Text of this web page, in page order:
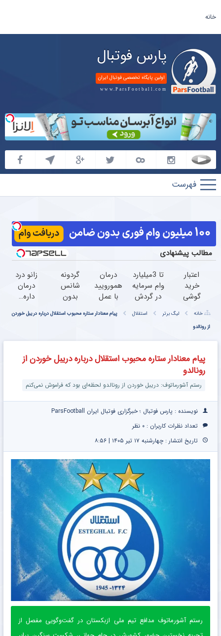
خانه
پارس فوتبال
اولین پایگاه تخصصی فوتبال ایران
www.ParsFootball.com
پارس
فوتبال
مطالب پیشنهادی
اعتبار
خرید
گوشی
همین
حالا
درخواست
تا 3میلیارد
وام سرمایه
در گردش
=>
رو ثبت
درمان
همورویید
با عمل
30
بدون درد
خونریزی،
گردونه
شانس
بدون
PS5 تا
و بیت
زانو درد
درمان
داره…
هنوز
بهش
می‌کنی؟
خانه لیگ برتر استقلال
پیام معنادار ستاره محبوب استقلال درباره دریبل خوردن
از رونالدو
پیام معنادار ستاره محبوب استقلال درباره دریبل خوردن از
رونالدو
رستم آشورماتوف: دریبل خوردن از رونالدو لحظه‌ای بود که فراموش نمی‌کنم
نویسنده : پارس فوتبال ؛ خبرگزاری فوتبال ایران ParsFootball
تعداد نظرات کاربران : ۰ نظر
تاریخ انتشار : چهارشنبه ۱۷ تیر ۱۴۰۵ | ۸:۵۶
رستم آشورماتوف مدافع تیم ملی ازبکستان در گفت‌وگویی مفصل از